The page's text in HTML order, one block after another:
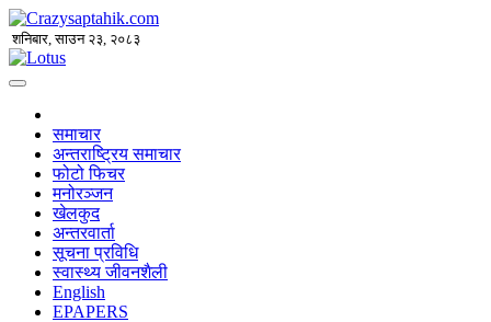
शनिबार, साउन २३, २०८३
समाचार
अन्तराष्ट्रिय समाचार
फोटो फिचर
मनोरञ्जन
खेलकुद
अन्तरवार्ता
सूचना प्रविधि
स्वास्थ्य जीवनशैली
English
EPAPERS